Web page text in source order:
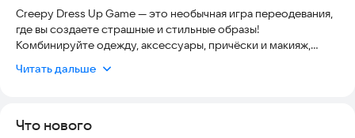
Creepy Dress Up Game — это необычная игра переодевания,
где вы создаете страшные и стильные образы!
Комбинируйте одежду, аксессуары, причёски и макияж,
готики до настоящего монстра.
атмосферу хоррора. Экспериментируйте, создавайте
Читать дальше
Что нового